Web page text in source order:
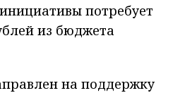
потребует
из бюджета
на поддержку